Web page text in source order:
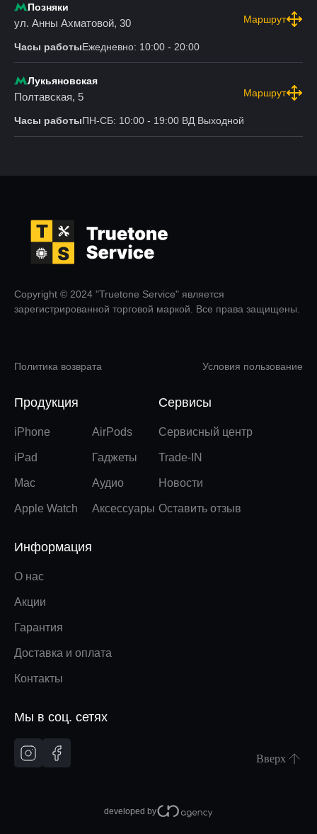
Позняки
ул. Анны Ахматовой, 30 Маршрут
Часы работыЕжедневно: 10:00 - 20:00
Лукьяновская
Полтавская, 5 Маршрут
Часы работыПН-СБ: 10:00 - 19:00 ВД Выходной
Copyright © 2024 "Truetone Service" является
зарегистрированной торговой маркой. Все права защищены.
Политика возврата Условия пользование
Продукция
iPhone
iPad
Mac
Apple Watch
AirPods
Гаджеты
Аудио
Аксессуары
Сервисы
Сервисный центр
Trade-IN
Новости
Оставить отзыв
Информация
О нас
Акции
Гарантия
Доставка и оплата
Контакты
Мы в соц. сетях
Вверх
developed by